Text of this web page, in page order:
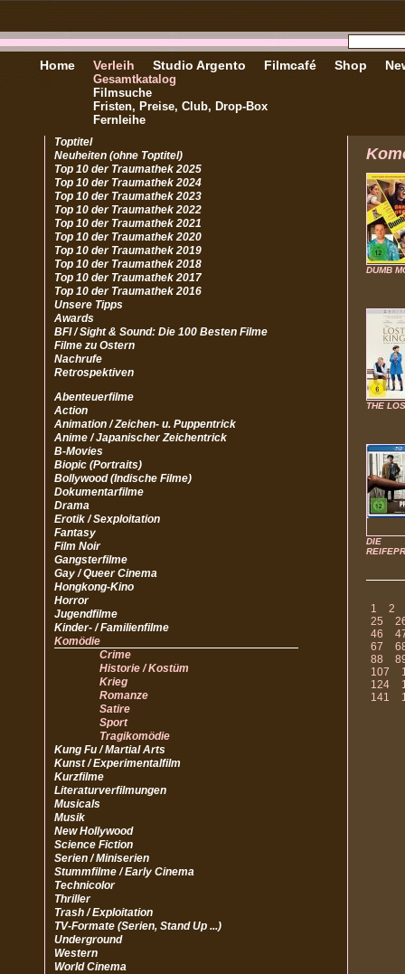
Home Verleih
Gesamtkatalog
Filmsuche
Fristen, Preise, Club, Drop-Box
Fernleihe
Studio Argento Filmcafé Shop
Toptitel
Neuheiten (ohne Toptitel)
Top 10 der Traumathek 2025
Top 10 der Traumathek 2024
Top 10 der Traumathek 2023
Top 10 der Traumathek 2022
Top 10 der Traumathek 2021
Top 10 der Traumathek 2020
Top 10 der Traumathek 2019
Top 10 der Traumathek 2018
Top 10 der Traumathek 2017
Top 10 der Traumathek 2016
Unsere Tipps
Awards
BFI / Sight & Sound: Die 100 Besten Filme
Filme zu Ostern
Nachrufe
Retrospektiven
Abenteuerfilme
Action
Animation / Zeichen- u. Puppentrick
Anime / Japanischer Zeichentrick
B-Movies
Biopic (Portraits)
Bollywood (Indische Filme)
Dokumentarfilme
Drama
Erotik / Sexploitation
Fantasy
Film Noir
Gangsterfilme
Gay / Queer Cinema
Hongkong-Kino
Horror
Jugendfilme
Kinder- / Familienfilme
Komödie
Crime
Historie / Kostüm
Krieg
Romanze
Satire
Sport
Tragikomödie
Kung Fu / Martial Arts
Kunst / Experimentalfilm
Kurzfilme
Literaturverfilmungen
Musicals
Musik
New Hollywood
Science Fiction
Serien / Miniserien
Stummfilme / Early Cinema
Technicolor
Thriller
Trash / Exploitation
TV-Formate (Serien, Stand Up ...)
Underground
Western
World Cinema
DUMB
THE
DIE
1
2
25
46
67
88
107
124
141